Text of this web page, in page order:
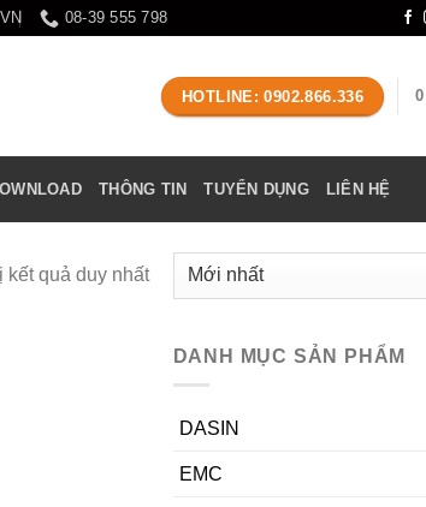
08-39 555 798
HOTLINE: 0902.866.336 0
THÔNG TIN TUYỂN DỤNG LIÊN HỆ
kết quả duy nhất
DANH MỤC SẢN PHẨM
DASIN
EMC